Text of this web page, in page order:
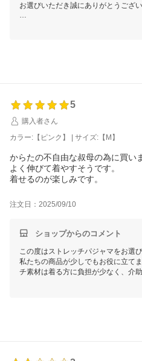
お選びいただき誠にありがとうござい
「着やすい」「肌触りが良い」と感
これからの毎日を、心地よく過ごし
せたがや介護
森田あかり
5
購入者さん
カラー:【ピンク】 | サイズ:【M】
からたの不自由な叔母の為に買い
よく伸びて着やすそうです。
着せるのが楽しみです。
注文日：2025/09/10
ショップからのコメント
この度はストレッチパジャマをお選
私たちの商品が少しでもお役に立て
チ素材は着る方に負担が少なく、介
ます。叔母様が快適にお使いいただ